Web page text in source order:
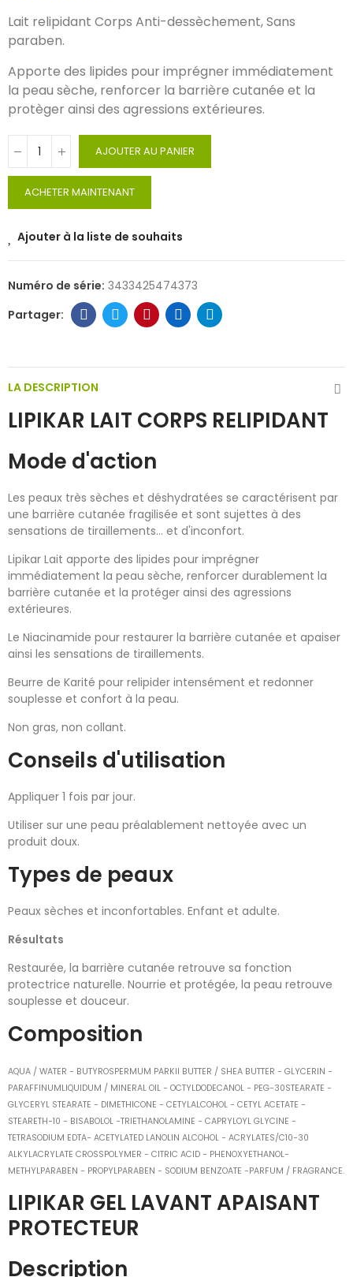
Lait relipidant Corps Anti-dessèchement, Sans
paraben.
Apporte des lipides pour imprégner immédiatement
la peau sèche, renforcer la barrière cutanée et la
protèger ainsi des agressions extérieures.
AJOUTER AU PANIER
ACHETER MAINTENANT
Ajouter à la liste de souhaits
Numéro de série: 3433425474373
LA DESCRIPTION
LIPIKAR LAIT CORPS RELIPIDANT
Mode d'action
Les peaux très sèches et déshydratées se caractérisent par
une barrière cutanée fragilisée et sont sujettes à des
sensations de tiraillements... et d'inconfort.
Lipikar Lait apporte des lipides pour imprégner
immédiatement la peau sèche, renforcer durablement la
barrière cutanée et la protéger ainsi des agressions
extérieures.
Le Niacinamide pour restaurer la barrière cutanée et apaiser
ainsi les sensations de tiraillements.
Beurre de Karité pour relipider intensément et redonner
souplesse et confort à la peau.
Non gras, non collant.
Conseils d'utilisation
Appliquer 1 fois par jour.
Utiliser sur une peau préalablement nettoyée avec un
produit doux.
Types de peaux
Peaux sèches et inconfortables. Enfant et adulte.
Résultats
Restaurée, la barrière cutanée retrouve sa fonction
protectrice naturelle. Nourrie et protégée, la peau retrouve
souplesse et douceur.
Composition
AQUA / WATER − BUTYROSPERMUM PARKII BUTTER / SHEA BUTTER − GLYCERIN −
PARAFFINUMLIQUIDUM / MINERAL OIL − OCTYLDODECANOL − PEG−30STEARATE −
GLYCERYL STEARATE − DIMETHICONE − CETYLALCOHOL − CETYL ACETATE −
STEARETH−10 − BISABOLOL −TRIETHANOLAMINE − CAPRYLOYL GLYCINE −
TETRASODIUM EDTA− ACETYLATED LANOLIN ALCOHOL − ACRYLATES/C10−30
ALKYLACRYLATE CROSSPOLYMER − CITRIC ACID − PHENOXYETHANOL−
METHYLPARABEN − PROPYLPARABEN − SODIUM BENZOATE −PARFUM / FRAGRANCE.
LIPIKAR GEL LAVANT APAISANT
PROTECTEUR
Description